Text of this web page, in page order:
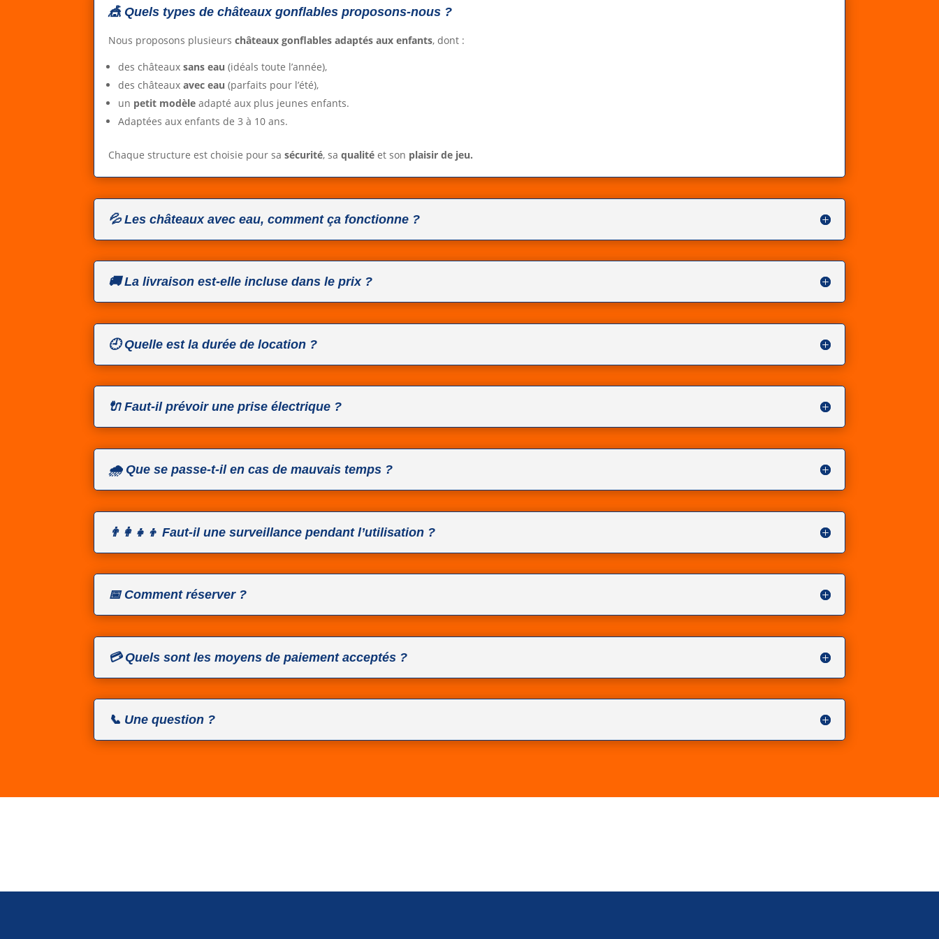
🎪 Quels types de châteaux gonflables proposons-nous ?
Nous proposons plusieurschâteaux gonflables adaptés aux enfants, dont :
des châteauxsans eau (idéals toute l’année),
des châteauxavec eau (parfaits pour l’été),
un petit modèle adapté aux plus jeunes enfants.
Adaptées aux enfants de 3 à 10 ans.
Chaque structure est choisie pour sasécurité, saqualité et son plaisir de jeu.
💦 Les châteaux avec eau, comment ça fonctionne ?
🚚 La livraison est-elle incluse dans le prix ?
🕘 Quelle est la durée de location ?
🔌 Faut-il prévoir une prise électrique ?
🌧️ Que se passe-t-il en cas de mauvais temps ?
👨‍👩‍👧‍👦 Faut-il une surveillance pendant l’utilisation ?
📅 Comment réserver ?
💳 Quels sont les moyens de paiement acceptés ?
📞 Une question ?